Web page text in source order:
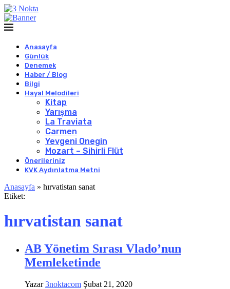
Anasayfa
Günlük
Denemek
Haber / Blog
Bilgi
Hayal Melodileri
Kitap
Yarışma
La Traviata
Carmen
Yevgeni Onegin
Mozart – Sihirli Flüt
Önerileriniz
KVK Aydınlatma Metni
Anasayfa » hırvatistan sanat
Etiket:
hırvatistan sanat
AB Yönetim Sırası Vlado’nun
Memleketinde
Yazar3noktacom Şubat 21, 2020